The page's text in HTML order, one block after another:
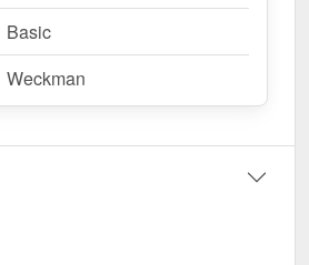
Basic
Weckman